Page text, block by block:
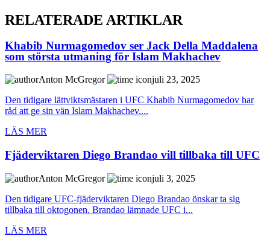
RELATERADE ARTIKLAR
Khabib Nurmagomedov ser Jack Della Maddalena
som största utmaning för Islam Makhachev
Anton McGregor
juli 23, 2025
Den tidigare lättviktsmästaren i UFC Khabib Nurmagomedov har
råd att ge sin vän Islam Makhachev....
LÄS MER
Fjäderviktaren Diego Brandao vill tillbaka till UFC
Anton McGregor
juli 3, 2025
Den tidigare UFC-fjäderviktaren Diego Brandao önskar ta sig
tillbaka till oktogonen. Brandao lämnade UFC i...
LÄS MER